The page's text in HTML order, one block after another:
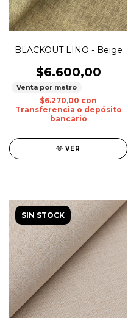
BLACKOUT LINO - Beige
$6.600,00
Venta por metro
$6.270,00 con
Transferencia o depósito
bancario
VER
SIN STOCK